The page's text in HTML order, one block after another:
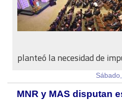
planteó la necesidad de
MNR y MAS disputan